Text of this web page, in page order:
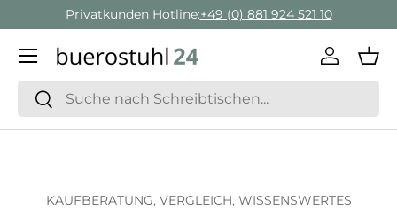
Direkt zum Inhalt
Privatkunden Hotline:+49 (0) 881 924 521 10
Suchen
Suchen
Menü
KAUFBERATUNG, VERGLEICH, WISSENSWERTES